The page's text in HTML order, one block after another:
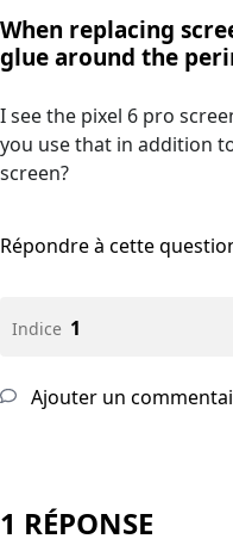
When replacing
glue around the
I see the pixel 6 pro
you use that in addition
screen?
Répondre à cette
Indice 1
Ajouter un
1 RÉPONSE